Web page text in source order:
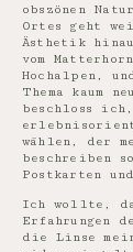
obszönen
Ortes geht
Ästhetik
vom
Hochalpen,
Thema kaum
beschloss
wählen, der
beschreiben
Postkarten
Ich wollte,
Erfahrungen
die Linse